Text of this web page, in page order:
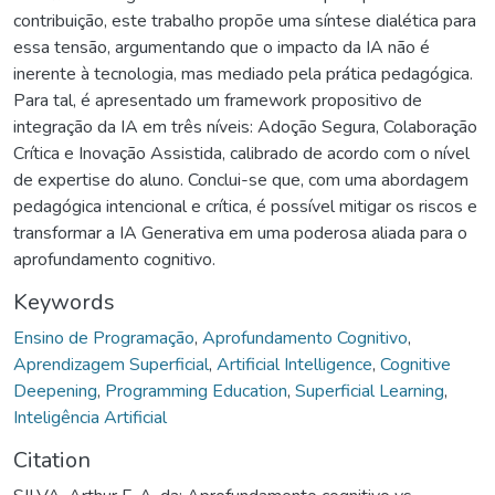
contribuição, este trabalho propõe uma síntese dialética para
essa tensão, argumentando que o impacto da IA não é
inerente à tecnologia, mas mediado pela prática pedagógica.
Para tal, é apresentado um framework propositivo de
integração da IA em três níveis: Adoção Segura, Colaboração
Crítica e Inovação Assistida, calibrado de acordo com o nível
de expertise do aluno. Conclui-se que, com uma abordagem
pedagógica intencional e crítica, é possível mitigar os riscos e
transformar a IA Generativa em uma poderosa aliada para o
aprofundamento cognitivo.
Keywords
Ensino de Programação, Aprofundamento Cognitivo,
Aprendizagem Superficial, Artificial Intelligence, Cognitive
Deepening, Programming Education, Superficial Learning,
Inteligência Artificial
Citation